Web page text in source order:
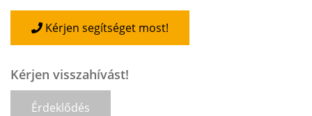
Kérjen segítséget most!
Kérjen visszahívást!
Érdeklődés